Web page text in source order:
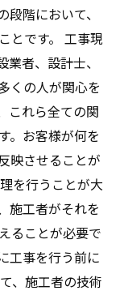
階において、
とです。 工事現
者、設計士、
くの人が関心を
これら全ての関
。お客様が何を
映させることが
を行うことが大
施工者がそれを
ることが必要で
工事を行う前に
、施工者の技術